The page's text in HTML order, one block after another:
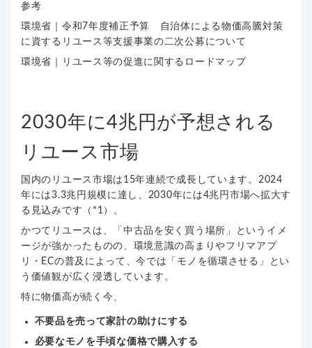
参考
環境省｜令和7年度補正予算 自治体による物価高騰対策
に資するリユース等支援事業の二次公募について
環境省｜リユース等の促進に関するロードマップ
2030年に4兆円が予想される
リユース市場
国内のリユース市場は15年連続で成長しています。2024
年には3.3兆円規模に達し、2030年には4兆円市場へ拡大す
る見込みです（*1）。
かつてリユースは、「中古品を安く買う場所」というイメ
ージが強かったものの、環境意識の高まりやフリマアプ
リ・ECの普及によって、今では「モノを循環させる」とい
う価値観が広く浸透しています。
特に物価高が続く今、
不要品を売って家計の助けにする
必要なモノを手頃な価格で購入する